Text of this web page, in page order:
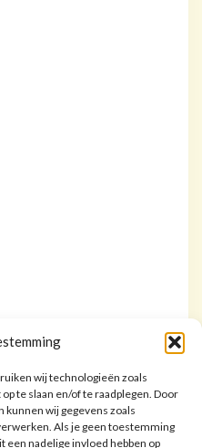
wij technologieën zoals
te slaan en/of te raadplegen. Door
wij gegevens zoals
Als je geen toestemming
een nadelige invloed hebben op